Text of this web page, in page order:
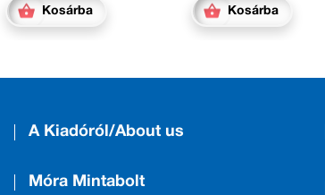
Kosárba Kosárba
A Kiadóról/About us
Móra Mintabolt